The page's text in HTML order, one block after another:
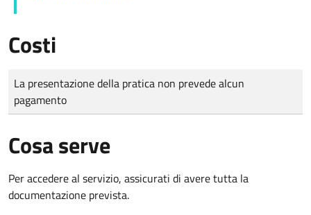
Costi
Tipo di pagamento
Importo
La presentazione della pratica non prevede alcun
pagamento
Cosa serve
Per accedere al servizio, assicurati di avere tutta la
documentazione prevista.